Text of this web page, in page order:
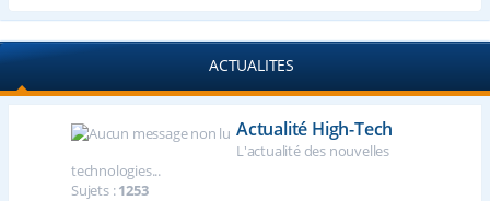
ACTUALITES
Actualité High-Tech
L'actualité des nouvelles
technologies...
Sujets :1253